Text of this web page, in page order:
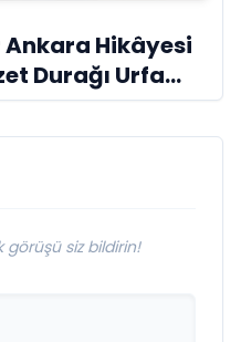
Hikâyesi
Durağı Urfa
görüşü siz bildirin!